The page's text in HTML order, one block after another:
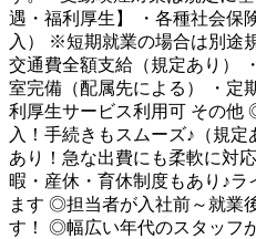
遇・福利厚生】 ・各種社会保
入） ※短期就業の場合は別途
交通費全額支給（規定あり）
室完備（配属先による） ・定
利厚生サービス利用可 その他
入！手続きもスムーズ♪（規
あり！急な出費にも柔軟に対
暇・産休・育休制度もあり♪
ます ◎担当者が入社前～就業
す！ ◎幅広い年代のスタッフ